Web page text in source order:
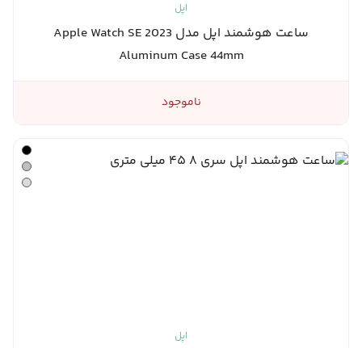
اپل
ساعت هوشمند اپل مدل Apple Watch SE 2023
Aluminum Case 44mm
ناموجود
اپل